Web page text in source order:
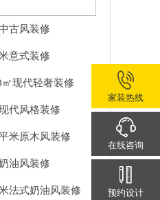
古风装修
意式装修
现代轻奢装修
代风格装修
米原木风装修
油风装修
法式奶油风装修
家装热线
在线咨询
预约设计